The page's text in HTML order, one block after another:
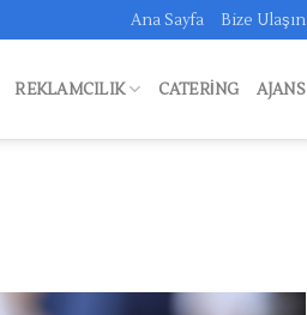
Ana Sayfa Bize Ulaşın
REKLAMCILIK CATERING AJANS